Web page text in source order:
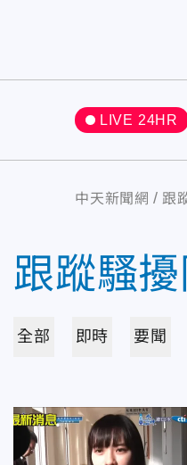
LIVE 24HR
中天新聞網 跟
跟蹤騷
全部 即時 要聞